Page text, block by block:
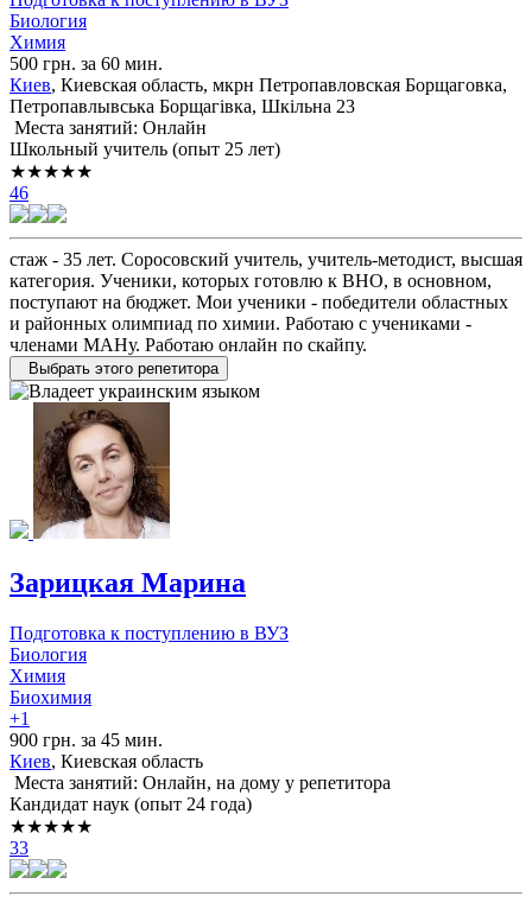
Биология
Химия
500 грн. за 60 мин.
Киев, Киевская область, мкрн Петропавловская Борщаговка,
Петропавлывська Борщагівка, Шкільна 23
Места занятий: Онлайн
Школьный учитель (опыт 25 лет)
★★★★★
46
стаж - 35 лет. Соросовский учитель, учитель-методист, высшая
категория. Ученики, которых готовлю к ВНО, в основном,
поступают на бюджет. Мои ученики - победители областных
и районных олимпиад по химии. Работаю с учениками -
членами МАНу. Работаю онлайн по скайпу.
Выбрать этого репетитора
Зарицкая Марина
Подготовка к поступлению в ВУЗ
Биология
Химия
Биохимия
+1
900 грн. за 45 мин.
Киев, Киевская область
Места занятий: Онлайн, на дому у репетитора
Кандидат наук (опыт 24 года)
★★★★★
33